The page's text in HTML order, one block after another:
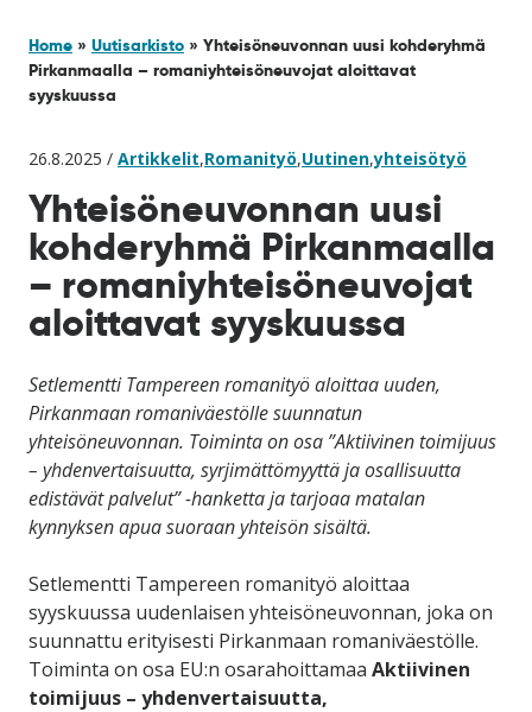
Home » Uutisarkisto » Yhteisöneuvonnan uusi kohderyhmä
Pirkanmaalla – romaniyhteisöneuvojat aloittavat
syyskuussa
26.8.2025 / Artikkelit,Romanityö,Uutinen,yhteisötyö
Yhteisöneuvonnan uusi
kohderyhmä Pirkanmaalla
– romaniyhteisöneuvojat
aloittavat syyskuussa
Setlementti Tampereen romanityö aloittaa uuden,
Pirkanmaan romaniväestölle suunnatun
yhteisöneuvonnan. Toiminta on osa ”Aktiivinen toimijuus
– yhdenvertaisuutta, syrjimättömyyttä ja osallisuutta
edistävät palvelut” -hanketta ja tarjoaa matalan
kynnyksen apua suoraan yhteisön sisältä.
Setlementti Tampereen romanityö aloittaa
syyskuussa uudenlaisen yhteisöneuvonnan, joka on
suunnattu erityisesti Pirkanmaan romaniväestölle.
Toiminta on osa EU:n osarahoittamaa Aktiivinen
toimijuus – yhdenvertaisuutta,